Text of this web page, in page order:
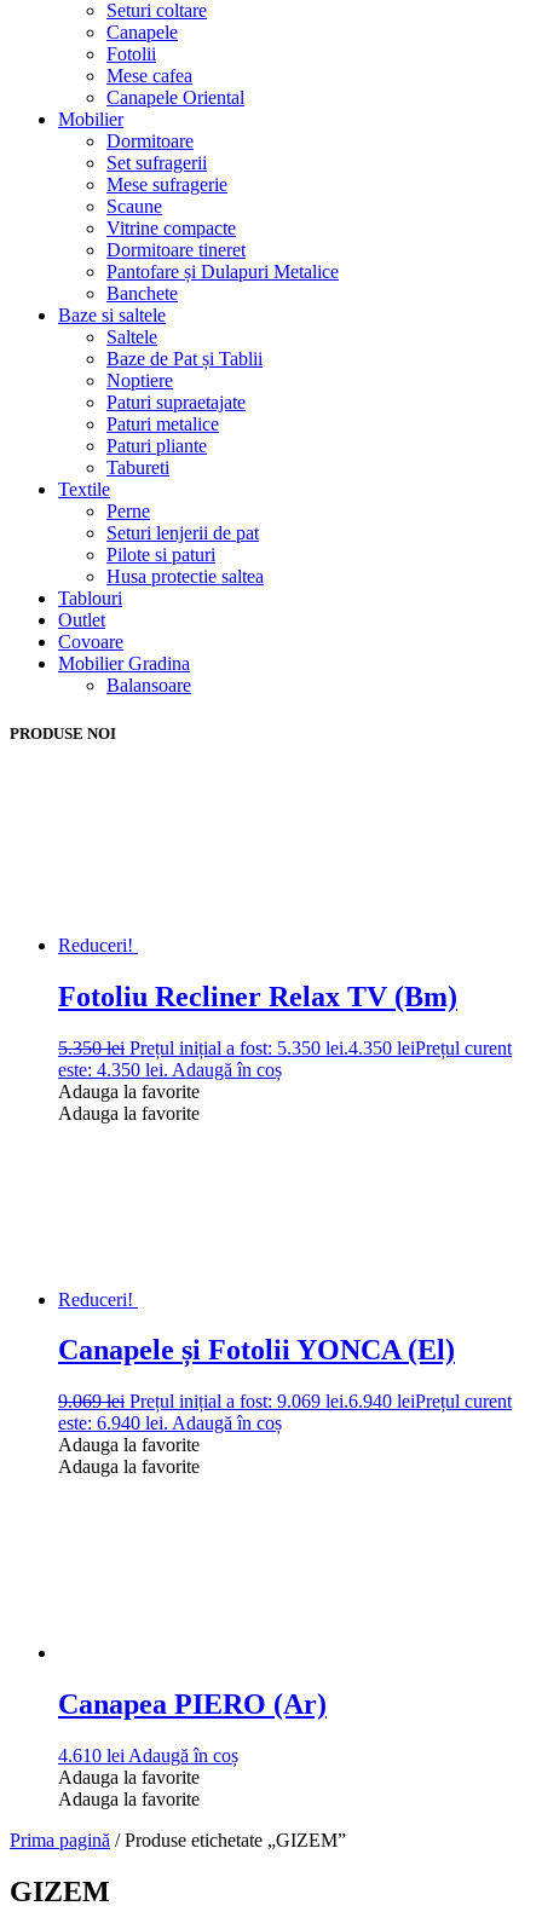
Seturi coltare
Canapele
Fotolii
Mese cafea
Canapele Oriental
Mobilier
Dormitoare
Set sufragerii
Mese sufragerie
Scaune
Vitrine compacte
Dormitoare tineret
Pantofare și Dulapuri Metalice
Banchete
Baze si saltele
Saltele
Baze de Pat și Tablii
Noptiere
Paturi supraetajate
Paturi metalice
Paturi pliante
Tabureti
Textile
Perne
Seturi lenjerii de pat
Pilote si paturi
Husa protectie saltea
Tablouri
Outlet
Covoare
Mobilier Gradina
Balansoare
PRODUSE NOI
Reduceri!
Fotoliu Recliner Relax TV (Bm)
5.350lei Prețul inițial a fost: 5.350 lei.4.350 leiPrețul curent
este: 4.350 lei. Adaugă în coș
Adauga la favorite
Adauga la favorite
Reduceri!
Canapele și Fotolii YONCA (El)
9.069lei Prețul inițial a fost: 9.069 lei.6.940 leiPrețul curent
este: 6.940 lei. Adaugă în coș
Adauga la favorite
Adauga la favorite
Canapea PIERO (Ar)
4.610 lei Adaugă în coș
Adauga la favorite
Adauga la favorite
Prima pagină / Produse etichetate „GIZEM”
GIZEM